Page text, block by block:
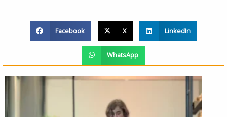
Facebook X LinkedIn
WhatsApp